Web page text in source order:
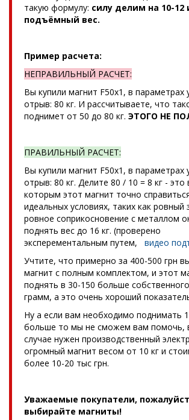
такую формулу: силу делим на 10-12
подъёмный вес.
Пример расчета:
НЕПРАВИЛЬНЫЙ РАСЧЕТ:
Вы купили магнит F50x1, в параметрах
отрыв: 80 кг. И рассчитываете, что
поднимет от 50 до 80 кг. ЭТОГО НЕ
ПРАВИЛЬНЫЙ РАСЧЕТ:
Вы купили магнит F50x1, в параметрах
отрыв: 80 кг. Делите 80 / 10 = 8 кг - это
которым этот магнит точно
идеальных условиях, таких как ровный
ровное соприкосновение с металлом
поднять вес до 16 кг. (проверено
эксперементальным путем, видео
Учтите, что примерно за 400-500 грн
магнит с полным комплектом, и этот
поднять в 30-150 больше
грамм, а это очень хороший
Ну а если вам необходимо поднимать
больше то мы не сможем вам помочь,
случае нужен производственный
огромный магнит весом от 10 кг и
более 10-20 тыс грн.
Уважаемые покупатели,
выбирайте магниты!